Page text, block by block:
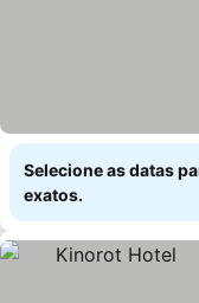
Selecione as datas
exatos.